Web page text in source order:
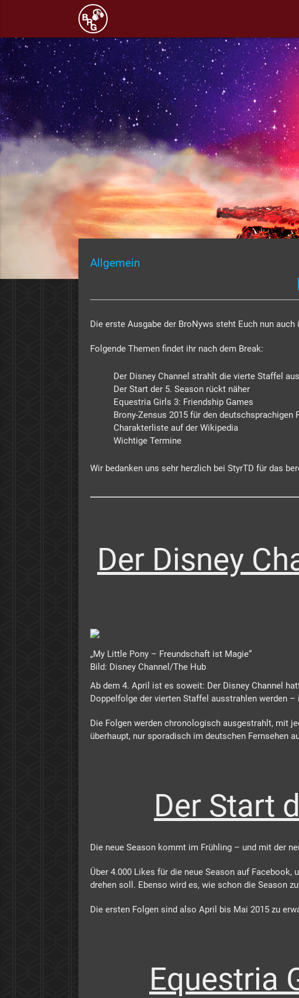
Allgemein
Die erste Ausgabe der BroNyws steht Euch nun auch
Folgende Themen findet ihr nach dem Break:
Der Disney Channel strahlt die vierte Staffel aus
Der Start der 5. Season rückt näher
Equestria Girls 3: Friendship Games
Brony-Zensus 2015 für den deutschsprachigen
Charakterliste auf der Wikipedia
Wichtige Termine
Wir bedanken uns sehr herzlich bei StyrTD für das
Der Disney
„My Little Pony – Freundschaft ist Magie“
Bild: Disney Channel/The Hub
Ab dem 4. April ist es soweit: Der Disney Channel
Doppelfolge der vierten Staffel ausstrahlen werden
Die Folgen werden chronologisch ausgestrahlt, mit
überhaupt, nur sporadisch im deutschen Fernsehen
Der Start
Die neue Season kommt im Frühling – und mit der
Über 4.000 Likes für die neue Season auf
drehen soll. Ebenso wird es, wie schon die Season
Die ersten Folgen sind also April bis Mai 2015 zu
Equestria